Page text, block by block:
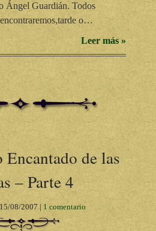
Ángel Guardián. Todos
o…
Leer más »
de las
– Parte 4
15/08/2007 | 1 comentario